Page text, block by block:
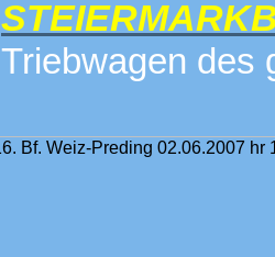
Triebwagen des